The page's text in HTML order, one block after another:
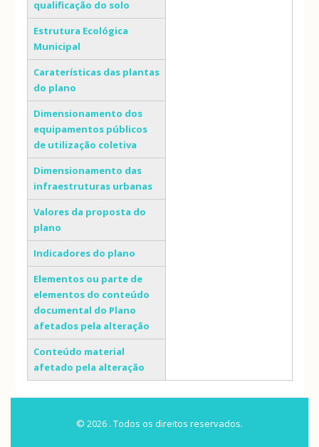
qualificação do solo
Estrutura Ecológica
Municipal
Caraterísticas das plantas
do plano
Dimensionamento dos
equipamentos públicos
de utilização coletiva
Dimensionamento das
infraestruturas urbanas
Valores da proposta do
plano
Indicadores do plano
Elementos ou parte de
elementos do conteúdo
documental do Plano
afetados pela alteração
Conteúdo material
afetado pela alteração
© 2026 . Todos os direitos reservados.